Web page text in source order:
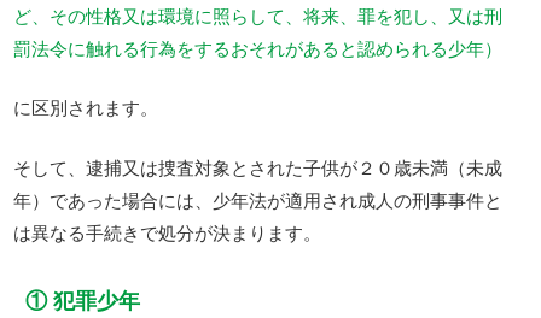
ど、その性格又は環境に照らして、将来、罪を犯し、又は刑
罰法令に触れる行為をするおそれがあると認められる少年）
に区別されます。
そして、逮捕又は捜査対象とされた子供が２０歳未満（未成
年）であった場合には、少年法が適用され成人の刑事事件と
は異なる手続きで処分が決まります。
① 犯罪少年